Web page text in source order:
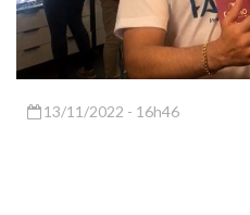
13/11/2022 - 16h46